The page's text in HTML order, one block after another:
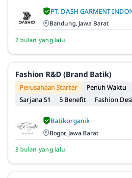
PT. DASH GARMENT
Bandung, Jawa Barat
2 bulan yang lalu
Fashion R&D (Brand Batik)
Perusahaan Starter
Penuh Waktu
Sarjana S1
5 Benefit Fashion
Batikorganik
Bogor, Jawa Barat
3 bulan yang lalu